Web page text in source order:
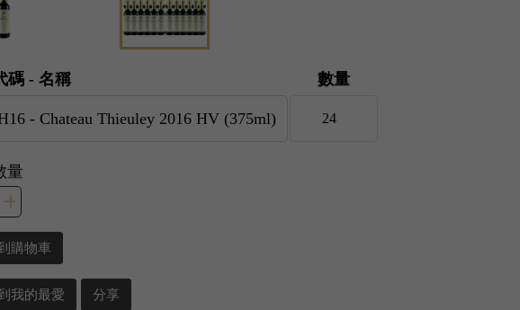
碼 - 名稱 數量
量
購物車
我的最愛 分享